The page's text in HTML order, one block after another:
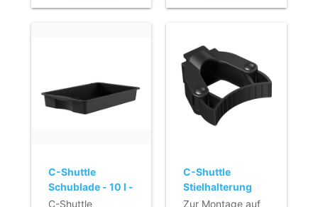
C-Shuttle
Schublade - 10 l -
schwarz - 45 x
C-Shuttle
C-Shuttle
Stielhalterung
Zur Montage auf